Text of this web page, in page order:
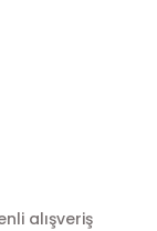
alışveriş